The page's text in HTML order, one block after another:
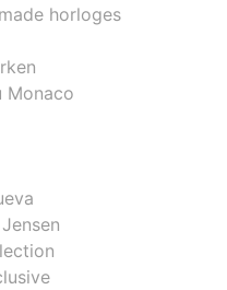
horloges
Monaco